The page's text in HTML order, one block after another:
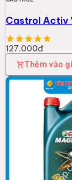
CASTROL
Nhớt
697.000đ
Thêm vào